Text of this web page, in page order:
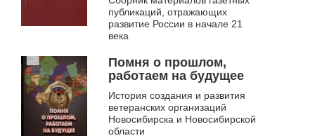
публикаций, отражающих
развитие России в начале 21
века
Помня о прошлом,
работаем на будущее
История создания и развития
ветеранских организаций
Новосибирска и Новосибирской
области